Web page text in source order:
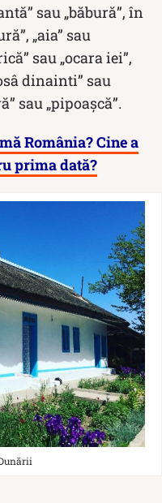
sau „băbură”, în
„aia” sau
sau „ocara iei”,
dinainti” sau
sau „pipoașcă”.
România? Cine a
prima dată?